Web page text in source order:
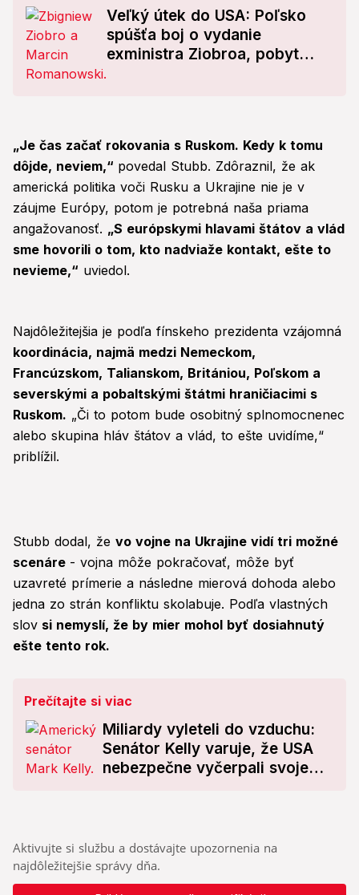
Veľký útek do USA: Poľsko
spúšťa boj o vydanie
exministra Ziobroa, pobyt
„Je čas začať rokovania s Ruskom. Kedy k tomu
dôjde, neviem,“ povedal Stubb. Zdôraznil, že ak
americká politika voči Rusku a Ukrajine nie je v
záujme Európy, potom je potrebná naša priama
angažovanosť. „S európskymi hlavami štátov a vlád
sme hovorili o tom, kto nadviaže kontakt, ešte to
nevieme,“ uviedol.
Najdôležitejšia je podľa fínskeho prezidenta vzájomná
koordinácia, najmä medzi Nemeckom,
Francúzskom, Talianskom, Britániou, Poľskom a
severskými a pobaltskými štátmi hraničiacimi s
Ruskom. „Či to potom bude osobitný splnomocnenec
alebo skupina hláv štátov a vlád, to ešte uvidíme,“
priblížil.
Stubb dodal, že vo vojne na Ukrajine vidí tri možné
scenáre - vojna môže pokračovať, môže byť
uzavreté prímerie a následne mierová dohoda alebo
jedna zo strán konfliktu skolabuje. Podľa vlastných
slov si nemyslí, že by mier mohol byť dosiahnutý
ešte tento rok.
Prečítajte si viac
Miliardy vyleteli do vzduchu:
Senátor Kelly varuje, že USA
nebezpečne vyčerpali svoje
Aktivujte si službu a dostávajte upozornenia na
najdôležitejšie správy dňa.